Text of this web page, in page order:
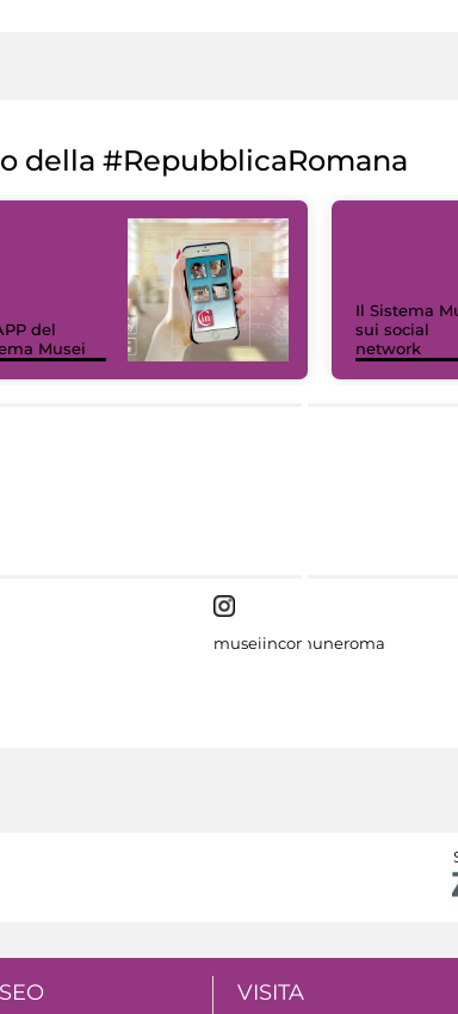
della #RepubblicaRomana
del
Musei
Il Sistema
sui social
network
museiincomuneroma
VISITA